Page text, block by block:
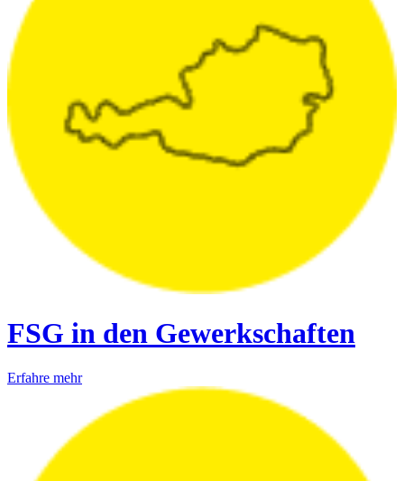
FSG in den Gewerkschaften
Erfahre mehr